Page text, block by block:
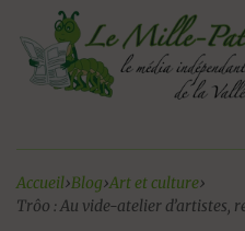
contenu
Accueil›Blog›Art et culture›
Trôo : Au vide-atelier d’artistes,